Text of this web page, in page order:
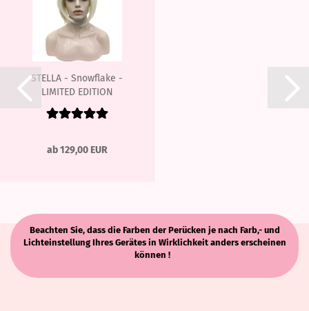
STELLA - Snowflake -
LIMITED EDITION
ab 129,00 EUR
Beachten Sie, dass die Farben der Perücken je nach Farb,- und
Lichteinstellung Ihres Gerätes in Wirklichkeit anders erscheinen
können !